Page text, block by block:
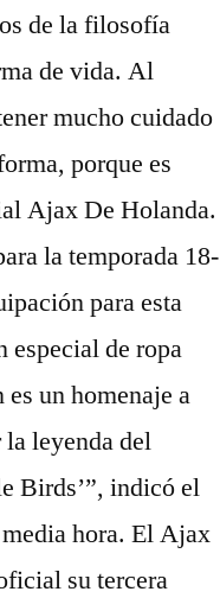
de la filosofía
de vida. Al
mucho cuidado
porque es
Ajax De Holanda.
la temporada 18-
para esta
especial de ropa
un homenaje a
leyenda del
Birds’”, indicó el
hora. El Ajax
su tercera